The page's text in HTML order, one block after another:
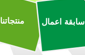
سابقة اعمال منتجاتنا